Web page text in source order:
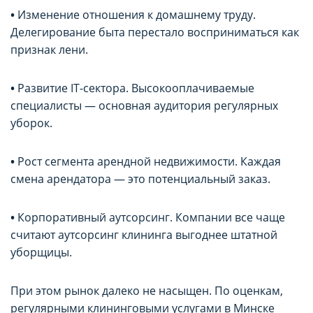
• Изменение отношения к домашнему труду.
Делегирование быта перестало восприниматься как
признак лени.
• Развитие IT-сектора. Высокооплачиваемые
специалисты — основная аудитория регулярных
уборок.
• Рост сегмента арендной недвижимости. Каждая
смена арендатора — это потенциальный заказ.
• Корпоративный аутсорсинг. Компании все чаще
считают аутсорсинг клининга выгоднее штатной
уборщицы.
При этом рынок далеко не насыщен. По оценкам,
регулярными клининговыми услугами в Минске